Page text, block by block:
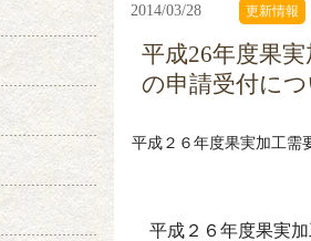
2014/03/28 更新情報
平成26年度果
の申請受付に
平成２６年度果実加工需
平成２６年度果実加